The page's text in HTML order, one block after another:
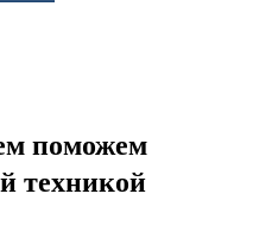
поможем
техникой